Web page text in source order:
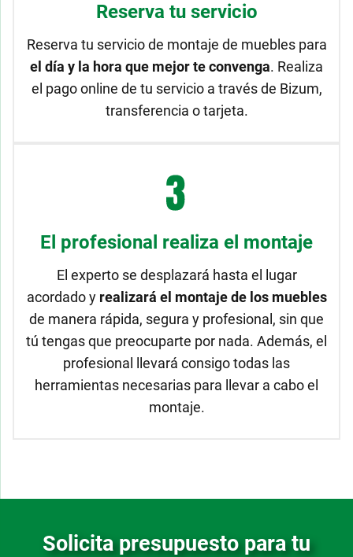
Reserva tu servicio
Reserva tu servicio de montaje de muebles para
el día y la hora que mejor te convenga. Realiza
el pago online de tu servicio a través de Bizum,
transferencia o tarjeta.
El profesional realiza el montaje
El experto se desplazará hasta el lugar
acordado y realizará el montaje de los muebles
de manera rápida, segura y profesional, sin que
tú tengas que preocuparte por nada. Además, el
profesional llevará consigo todas las
herramientas necesarias para llevar a cabo el
montaje.
Solicita presupuesto para tu